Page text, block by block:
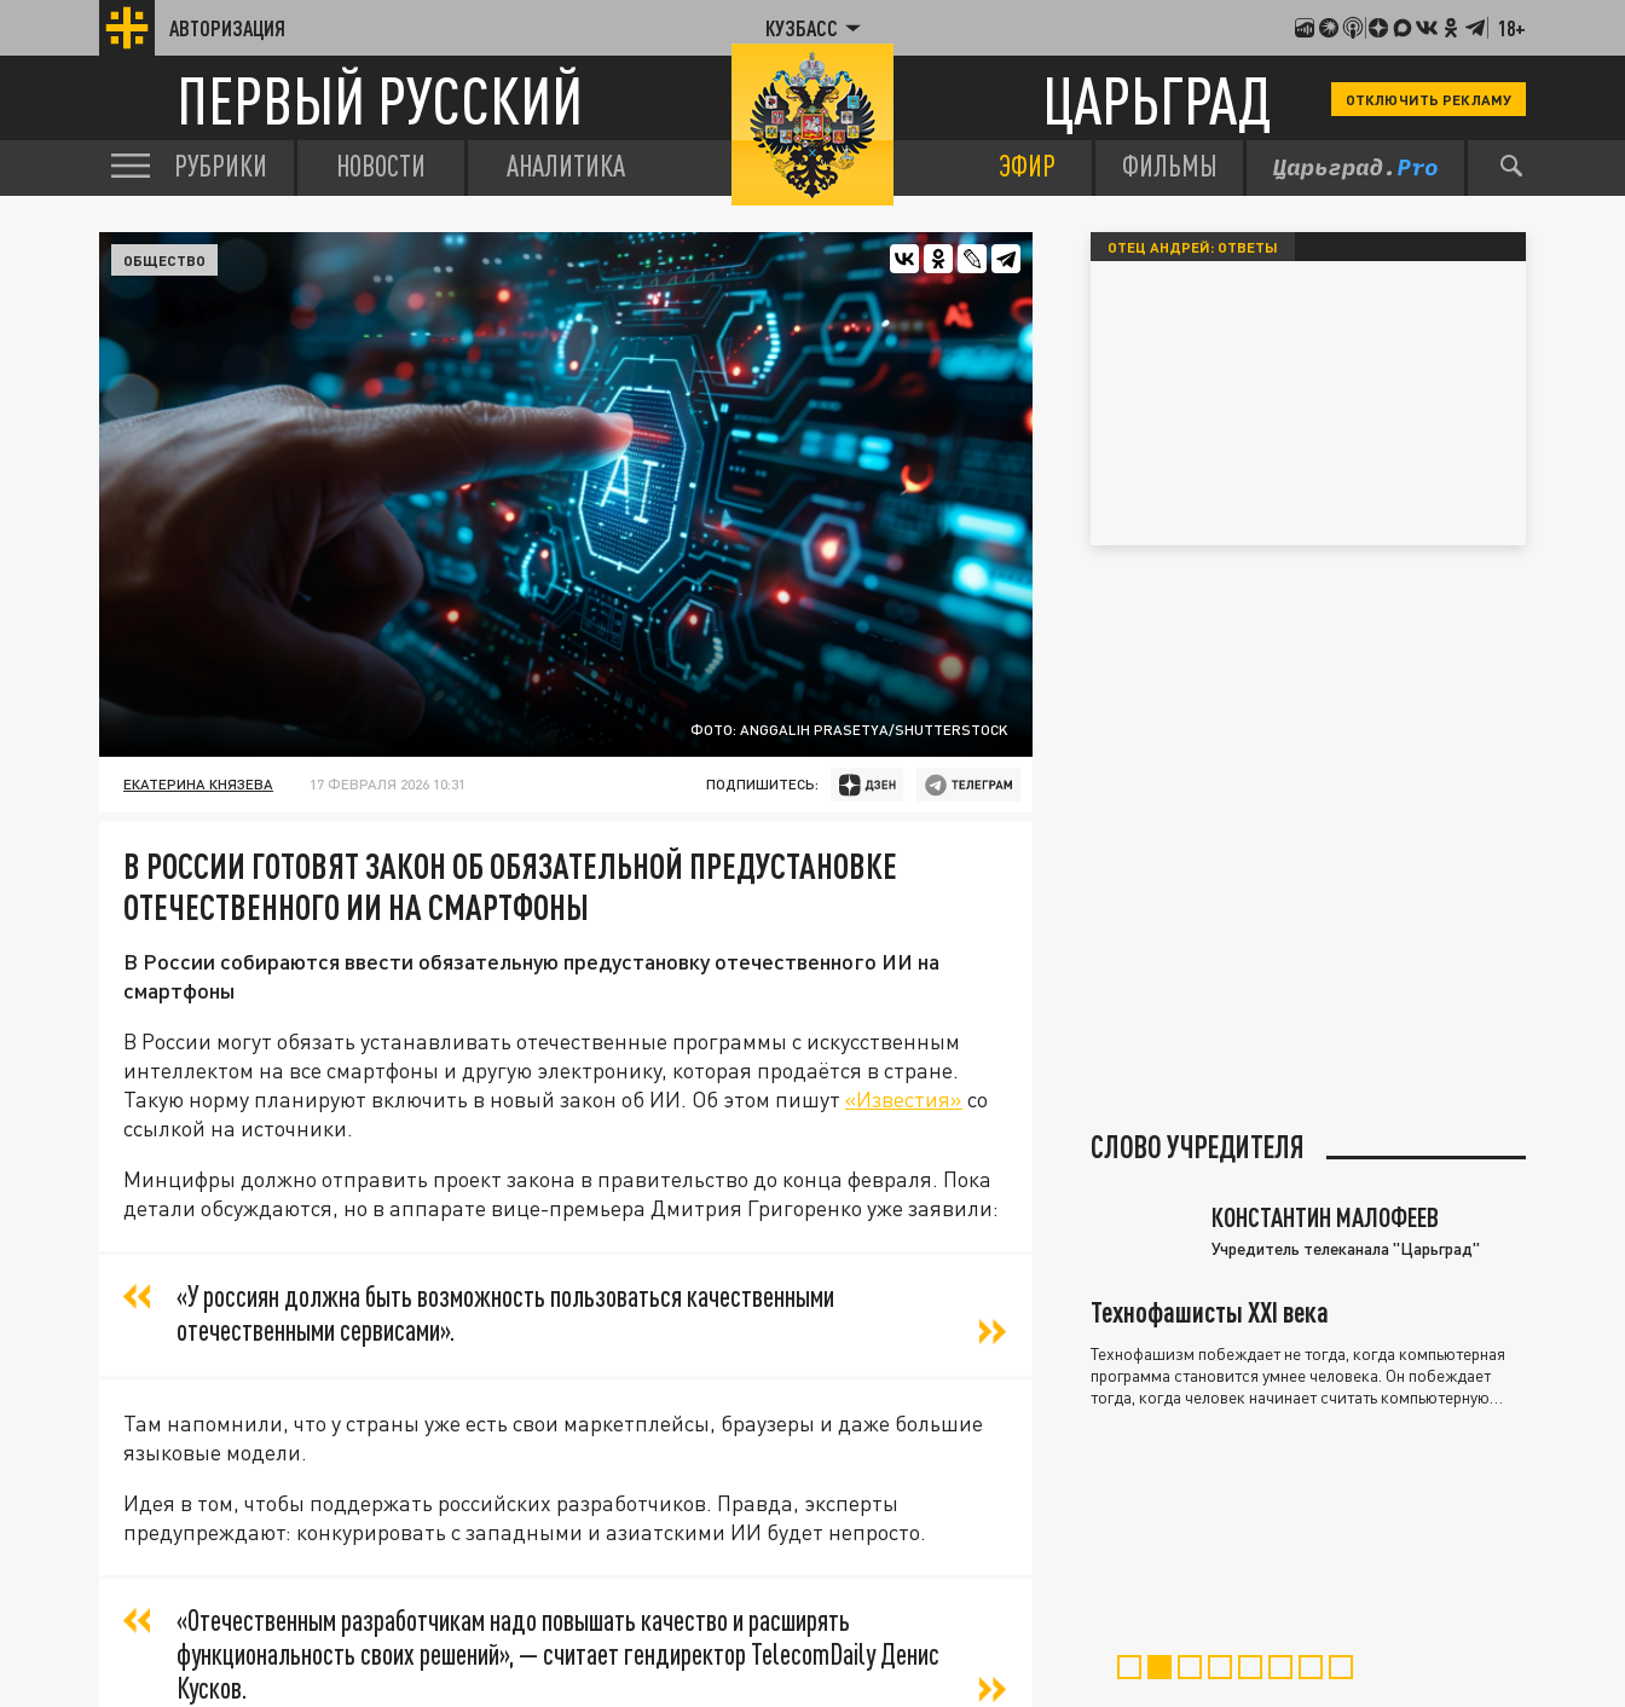
АВТОРИЗАЦИЯ КУЗБАСС 18+
ПЕРВЫЙ РУССКИЙ ЦАРЬГРАД ОТКЛЮЧИТЬ РЕКЛАМУ
РУБРИКИ НОВОСТИ АНАЛИТИКА ЭФИР ФИЛЬМЫ
ФОТО: ANGGALIH PRASETYA/SHUTTERSTOCK
ОБЩЕСТВО
ЕКАТЕРИНА КНЯЗЕВА 17 ФЕВРАЛЯ 2026 10:31 ПОДПИШИТЕСЬ:
В РОССИИ ГОТОВЯТ ЗАКОН ОБ ОБЯЗАТЕЛЬНОЙ ПРЕДУСТАНОВКЕ
ОТЕЧЕСТВЕННОГО ИИ НА СМАРТФОНЫ
В России собираются ввести обязательную предустановку отечественного ИИ на
смартфоны
В России могут обязать устанавливать отечественные программы с искусственным
интеллектом на все смартфоны и другую электронику, которая продаётся в стране.
Такую норму планируют включить в новый закон об ИИ. Об этом пишут «Известия» со
ссылкой на источники.
Минцифры должно отправить проект закона в правительство до конца февраля. Пока
детали обсуждаются, но в аппарате вице-премьера Дмитрия Григоренко уже заявили:
«У россиян должна быть возможность пользоваться качественными
отечественными сервисами».
Там напомнили, что у страны уже есть свои маркетплейсы, браузеры и даже большие
языковые модели.
Идея в том, чтобы поддержать российских разработчиков. Правда, эксперты
предупреждают: конкурировать с западными и азиатскими ИИ будет непросто.
«Отечественным разработчикам надо повышать качество и расширять
функциональность своих решений», — считает гендиректор TelecomDaily Денис
Кусков.
ОТЕЦ АНДРЕЙ: ОТВЕТЫ
СЛОВО УЧРЕДИТЕЛЯ
КОНСТАНТИН МАЛОФЕЕВ
Учредитель телеканала "Царьград"
Технофашисты XXI века
Технофашизм побеждает не тогда, когда компьютерная
программа становится умнее человека. Он побеждает
тогда, когда человек начинает считать компьютерную